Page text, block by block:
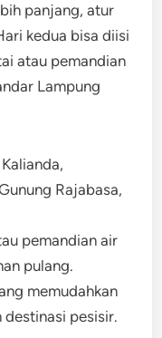
panjang, atur
kedua bisa diisi
atau pemandian
Lampung
Rajabasa,
pemandian air
pulang.
memudahkan
destinasi pesisir.